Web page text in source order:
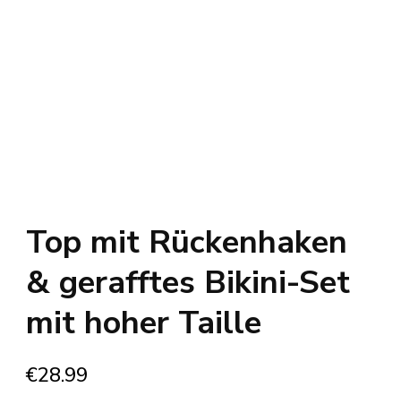
Top mit Rückenhaken
& gerafftes Bikini-Set
mit hoher Taille
€28.99